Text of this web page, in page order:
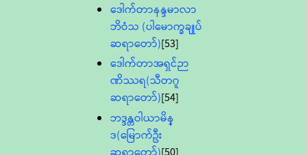
ဒေါက်တာနန္ဒမာလာ
ဘိဝံသ (ပါမောက္ခချုပ်
ဆရာတော်)[53]
ဒေါက်တာအရှင်ဉာ
ဏိဿရ(သီတဂူ
ဆရာတော်)[54]
ဘဒ္ဒန္တဝါယာမိန္
ဒ(မြောက်ဦး